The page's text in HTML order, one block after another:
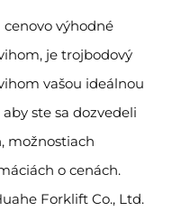
výhodné
je trojbodový
vašou ideálnou
ste sa dozvedeli
možnostiach
o cenách.
Forklift Co., Ltd.